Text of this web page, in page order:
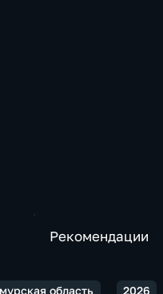
Рекомендации
область 2026